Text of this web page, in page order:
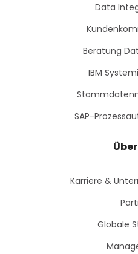
Data
Beratung
IBM
SAP-
Karriere &
Globale